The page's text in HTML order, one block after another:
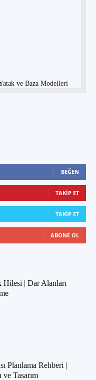
ve Baza Modelleri
BEĞEN
TAKIP ET
TAKIP ET
ABONE OL
| Dar Alanları
Planlama Rehberi |
Tasarım